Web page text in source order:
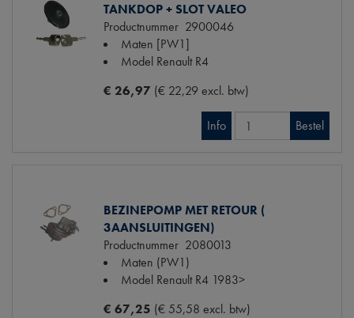
TANKDOP + SLOT VALEO
Productnummer 2900046
Maten [PW1]
Model Renault R4
€ 26,97 (€ 22,29 excl. btw)
Info Bestel
BEZINEPOMP MET RETOUR (
3AANSLUITINGEN)
Productnummer 2080013
Maten (PW1)
Model Renault R4 1983>
€ 67,25 (€ 55,58 excl. btw)